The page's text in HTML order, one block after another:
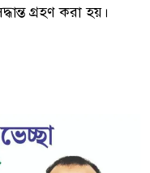
গ্রহণ করা হয়।